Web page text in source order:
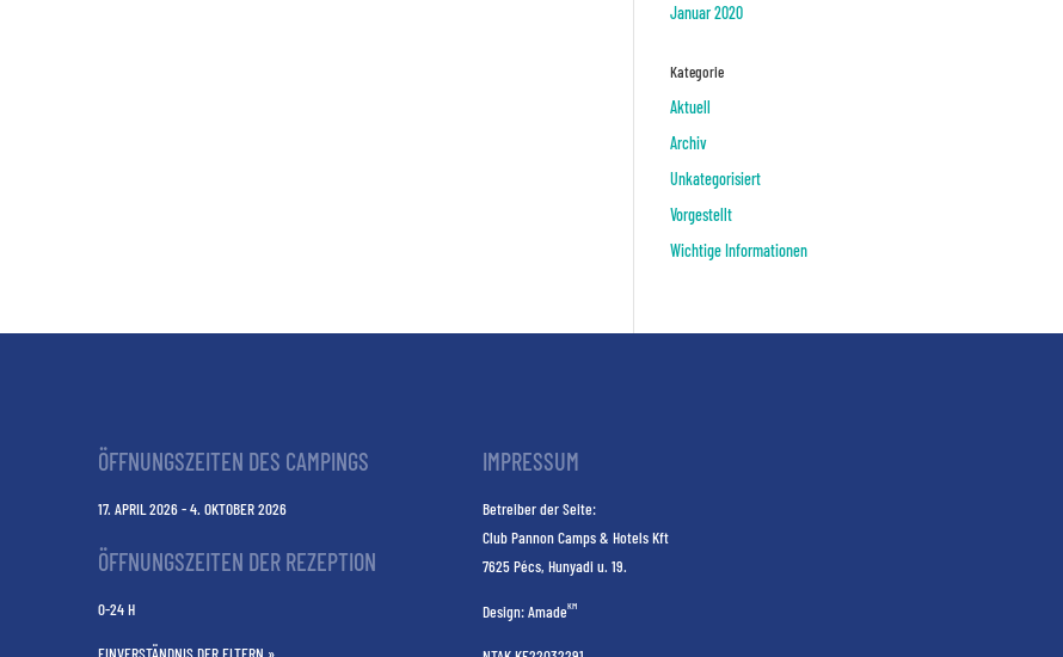
Januar 2020
Kategorie
Aktuell
Archiv
Unkategorisiert
Vorgestellt
Wichtige Informationen
ÖFFNUNGSZEITEN DES CAMPINGS
17. APRIL 2026 - 4. OKTOBER 2026
ÖFFNUNGSZEITEN DER REZEPTION
0-24 H
IMPRESSUM
Betreiber der Seite:
Club Pannon Camps & Hotels Kft
7625 Pécs, Hunyadi u. 19.
Design:AmadeKM